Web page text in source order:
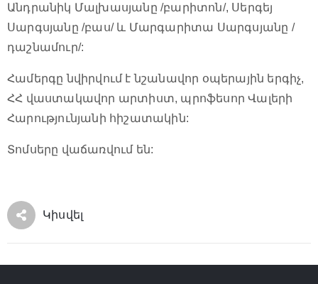
Անդրանիկ Մալխասյանը /բարիտոն/, Սերգեյ
Սարգսյանը /բաս/ և Մարգարիտա Սարգսյանը /
դաշնամուր/:
Համերգը նվիրվում է նշանավոր օպերային երգիչ,
ՀՀ վաստակավոր արտիստ, պրոֆեսոր Վալերի
Հարությունյանի հիշատակին:
Տոմսերը վաճառվում են:
Կիսվել